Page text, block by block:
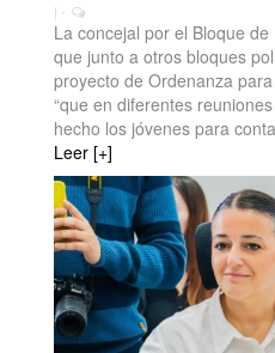
| -
La concejal por el Bloque
que junto a otros bloques
proyecto de Ordenanza
“que en diferentes
hecho los jóvenes para
Leer [+]